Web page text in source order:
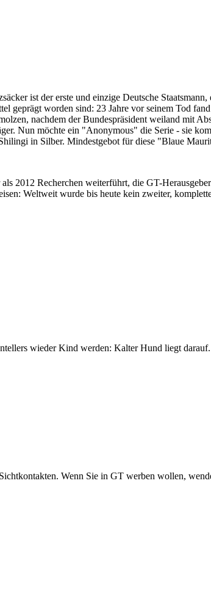
ist der erste und einzige Deutsche
worden sind: 23 Jahre vor seinem Tod
nachdem der Bundespräsident weiland mit
Nun möchte ein "Anonymous" die Serie - sie
in Silber. Mindestgebot für diese "Blaue
2012 Recherchen weiterführt, die GT-
Weltweit wurde bis heute kein zweiter,
wieder Kind werden: Kalter Hund liegt darauf.
Wenn Sie in GT werben wollen,